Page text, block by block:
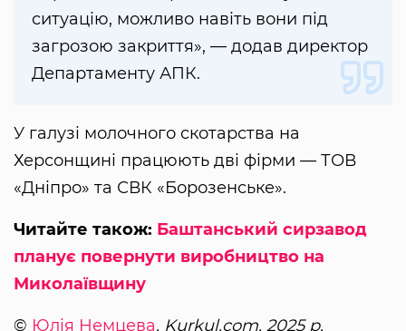
ситуацію, можливо навіть вони під
загрозою закриття», — додав директор
Департаменту АПК.
У галузі молочного скотарства на
Херсонщині працюють дві фірми — ТОВ
«Дніпро» та СВК «Борозенське».
Читайте також: Баштанський сирзавод
планує повернути виробництво на
Миколаївщину
© Юлія Немцева, Kurkul.com, 2025 р.